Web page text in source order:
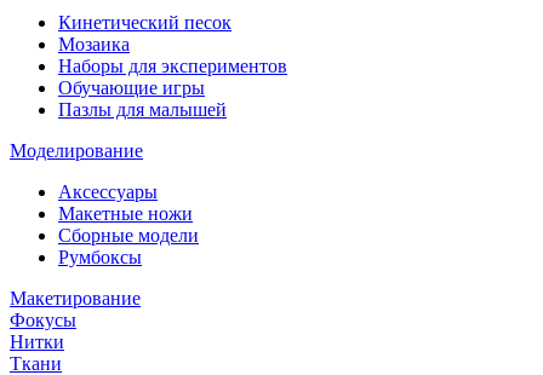
Кинетический песок
Мозаика
Наборы для экспериментов
Обучающие игры
Пазлы для малышей
Моделирование
Аксессуары
Макетные ножи
Сборные модели
Румбоксы
Макетирование
Фокусы
Нитки
Ткани